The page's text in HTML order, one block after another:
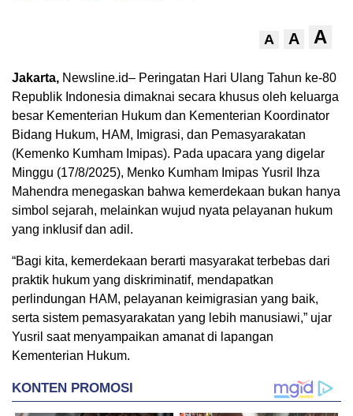
A A A
Jakarta, Newsline.id– Peringatan Hari Ulang Tahun ke-80
Republik Indonesia dimaknai secara khusus oleh keluarga
besar Kementerian Hukum dan Kementerian Koordinator
Bidang Hukum, HAM, Imigrasi, dan Pemasyarakatan
(Kemenko Kumham Imipas). Pada upacara yang digelar
Minggu (17/8/2025), Menko Kumham Imipas Yusril Ihza
Mahendra menegaskan bahwa kemerdekaan bukan hanya
simbol sejarah, melainkan wujud nyata pelayanan hukum
yang inklusif dan adil.
“Bagi kita, kemerdekaan berarti masyarakat terbebas dari
praktik hukum yang diskriminatif, mendapatkan
perlindungan HAM, pelayanan keimigrasian yang baik,
serta sistem pemasyarakatan yang lebih manusiawi,” ujar
Yusril saat menyampaikan amanat di lapangan
Kementerian Hukum.